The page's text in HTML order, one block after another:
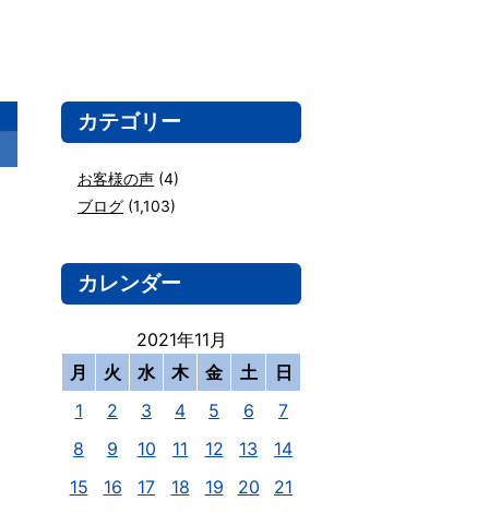
カテゴリー
お客様の声 (4)
ブログ (1,103)
カレンダー
2021年11月
月
火 水 木 金 土
日
1
2 3 4 5 6
7
8
9 10 11 12 13
14
15
16 17 18 19 20
21